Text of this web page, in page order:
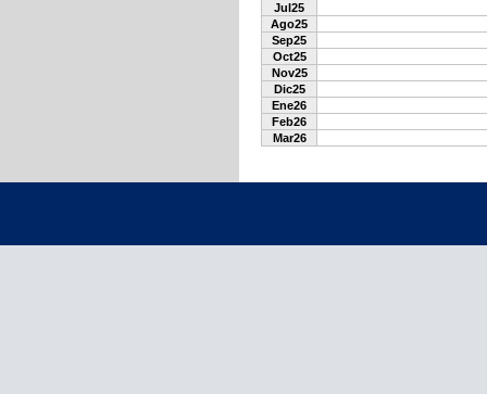
Jul25
Ago25
Sep25
Oct25
Nov25
Dic25
Ene26
Feb26
Mar26